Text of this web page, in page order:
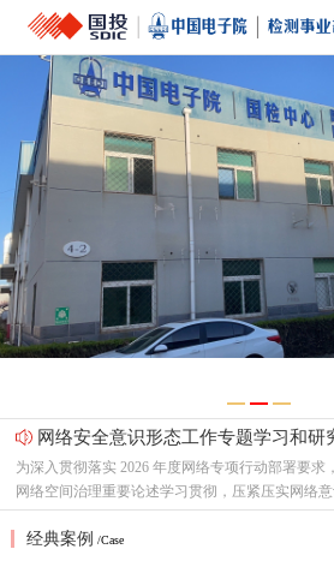
网络安全意识形态工作专题学习和研
为深入贯彻落实 2026 年度网络专项行动部署要
网络空间治理重要论述学习贯彻，压紧压实网络
研究检测评定中心有限公司（以下简称“中心”）
究网络意识形态重点工作，全面梳理工作提升方
节能新起点，低碳向未来！
经典案例 /Case